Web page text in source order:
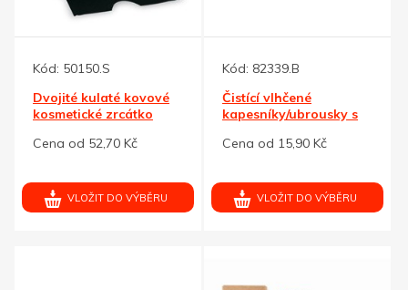
Kód: 50150.S
Dvojité kulaté kovové
kosmetické zrcátko
Cena od 52,70 Kč
VLOŽIT DO VÝBĚRU
Kód: 82339.B
Čistící vlhčené
kapesníky/ubrousky s
Cena od 15,90 Kč
VLOŽIT DO VÝBĚRU